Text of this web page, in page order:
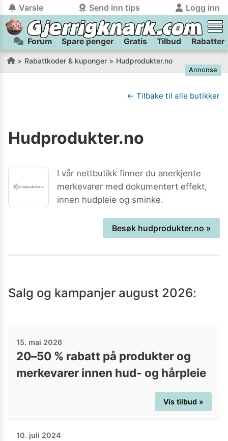
Varsle Send inn tips Logg inn
tilbake
Logg inn på Gjerrigknark.com:
helt gratispå
tilbake
Send inn tips:
Har du et tips til meg? Jeg premierer de beste tipsene med
Kamera
Velg bilde
PS:
Vil du være med i tipsekonkurransen kan du oppgi
kontaktdetaljer i neste steg.
Forum Spare penger Gratis Tilbud Rabatter
Rabattkoder & kuponger Hudprodukter.no
Annonse
← Tilbake til alle butikker
Hudprodukter.no
I vår nettbutikk finner du anerkjente
merkevarer med dokumentert effekt,
innen hudpleie og sminke.
Besøk hudprodukter.no »
Salg og kampanjer august 2026:
15. mai 2026
20–50 % rabatt på produkter og
merkevarer innen hud- og hårpleie
Vis tilbud »
10. juli 2024